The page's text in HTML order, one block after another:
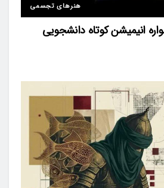
هنرهای تجسمی
انیمیشن کوتاه دانشجویی